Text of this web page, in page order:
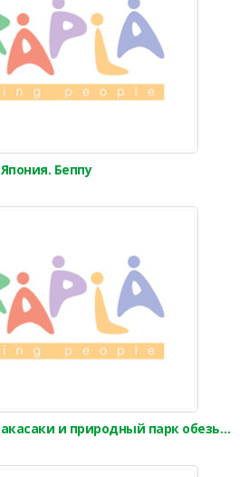
Япония. Беппу
Япония. Беппу. Гора Такасаки и природный парк обезьян